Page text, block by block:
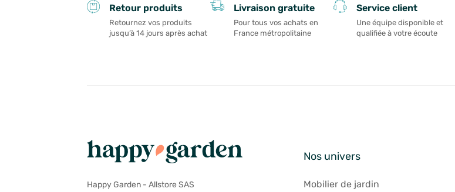
Retour produits
Retournez vos produits
jusqu’à 14 jours après achat
Livraison gratuite
Pour tous vos achats en
France métropolitaine
Service client
Une équipe disponible et
qualifiée à votre écoute
Happy Garden - Allstore SAS
Nos univers
Mobilier de jardin